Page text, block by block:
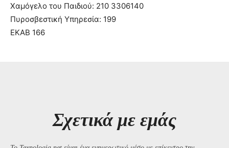
Χαμόγελο του Παιδιού: 210 3306140
Πυροσβεστική Υπηρεσία: 199
ΕΚΑΒ 166
Σχετικά με εμάς